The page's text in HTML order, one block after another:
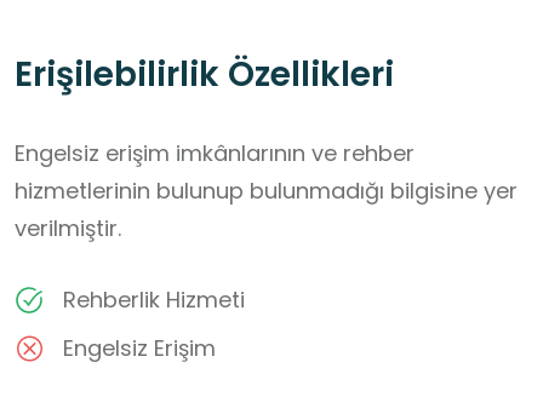
Erişilebilirlik Özellikleri
Engelsiz erişim imkânlarının ve rehber
hizmetlerinin bulunup bulunmadığı bilgisine yer
verilmiştir.
Rehberlik Hizmeti
Engelsiz Erişim